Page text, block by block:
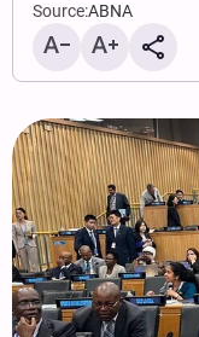
Source:ABNA